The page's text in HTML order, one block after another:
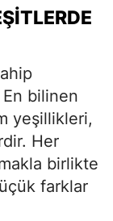
En bilinen
yeşillikleri,
Her
birlikte
farklar